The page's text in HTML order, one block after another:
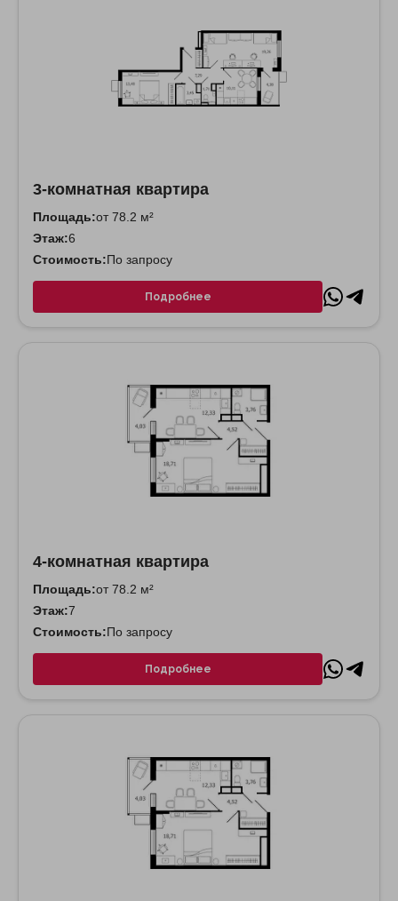
3-комнатная квартира
Площадь:от 78.2 м²
Этаж:6
Стоимость:По запросу
Подробнее
4-комнатная квартира
Площадь:от 78.2 м²
Этаж:7
Стоимость:По запросу
Подробнее